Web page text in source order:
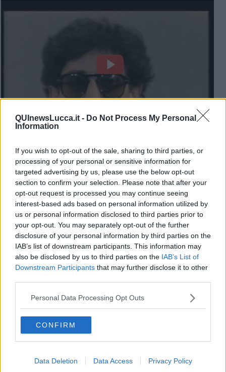
QUInewsLucca.it - Do Not Process My Personal
Information
If you wish to opt-out of the sale, sharing to third parties, or
processing of your personal or sensitive information for
targeted advertising by us, please use the below opt-out
section to confirm your selection. Please note that after your
opt-out request is processed you may continue seeing
interest-based ads based on personal information utilized by
us or personal information disclosed to third parties prior to
your opt-out. You may separately opt-out of the further
disclosure of your personal information by third parties on the
IAB’s list of downstream participants. This information may
also be disclosed by us to third parties on the IAB’s List of
Downstream Participants that may further disclose it to other
Personal Data Processing Opt Outs
CONFIRM
Data Deletion Data Access Privacy Policy
Franco Battiato - Centro di gravità permanente (@Domenica
In)
Ti potrebbe interessare anche:
Articoli dal Blog “Pensieri della domenica” di Libero Venturi
​Agorà reloaded
Ultimo
Può darsi
Europei
Acciaio
Il Presidente
​Il Giro